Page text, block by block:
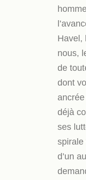
Havel,
nous,
de
dont
déjà
ses
spirale
d’un